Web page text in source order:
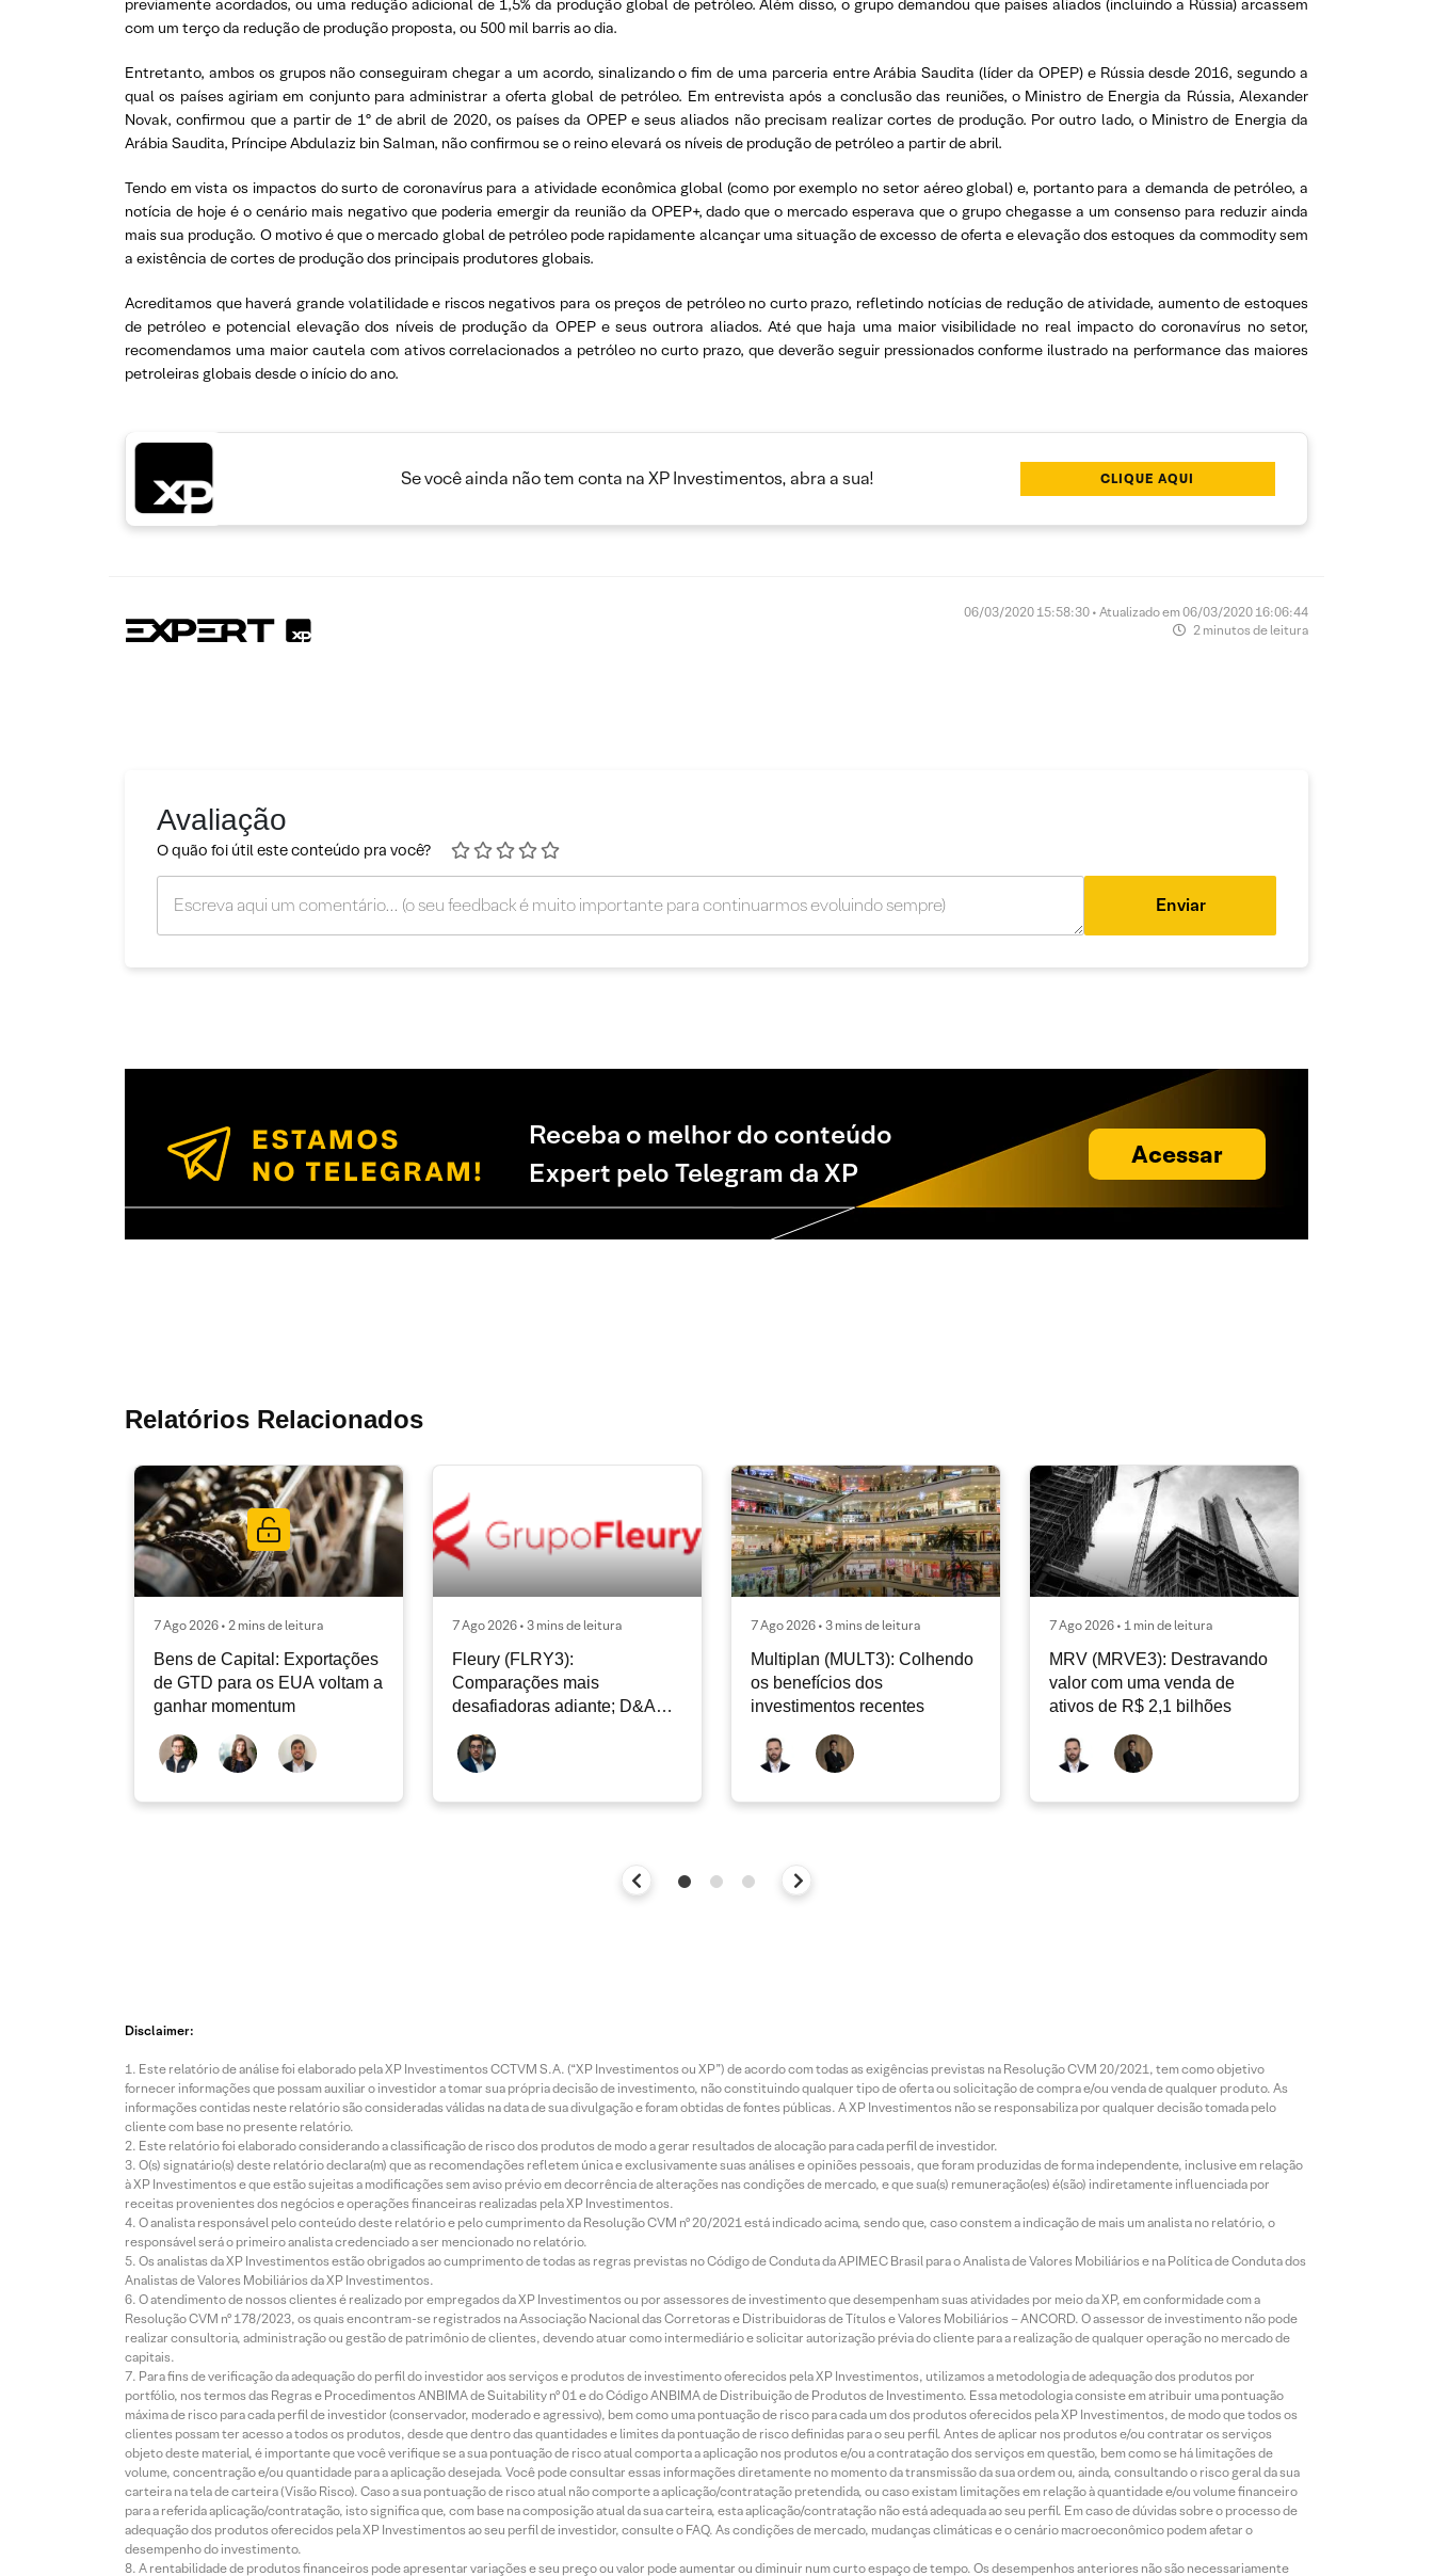
previamente acordados, ou uma redução adicional de 1,5% da produção global de petróleo. Além disso, o grupo demandou que países aliados (incluindo a Rússia) arcassem
com um terço da redução de produção proposta, ou 500 mil barris ao dia.
Entretanto, ambos os grupos não conseguiram chegar a um acordo, sinalizando o fim de uma parceria entre Arábia Saudita (líder da OPEP) e Rússia desde 2016, segundo a
qual os países agiriam em conjunto para administrar a oferta global de petróleo. Em entrevista após a conclusão das reuniões, o Ministro de Energia da Rússia, Alexander
Novak, confirmou que a partir de 1º de abril de 2020, os países da OPEP e seus aliados não precisam realizar cortes de produção. Por outro lado, o Ministro de Energia da
Arábia Saudita, Príncipe Abdulaziz bin Salman, não confirmou se o reino elevará os níveis de produção de petróleo a partir de abril.
Tendo em vista os impactos do surto de coronavírus para a atividade econômica global (como por exemplo no setor aéreo global) e, portanto para a demanda de petróleo, a
notícia de hoje é o cenário mais negativo que poderia emergir da reunião da OPEP+, dado que o mercado esperava que o grupo chegasse a um consenso para reduzir ainda
mais sua produção. O motivo é que o mercado global de petróleo pode rapidamente alcançar uma situação de excesso de oferta e elevação dos estoques da commodity sem
a existência de cortes de produção dos principais produtores globais.
Acreditamos que haverá grande volatilidade e riscos negativos para os preços de petróleo no curto prazo, refletindo notícias de redução de atividade, aumento de estoques
de petróleo e potencial elevação dos níveis de produção da OPEP e seus outrora aliados. Até que haja uma maior visibilidade no real impacto do coronavírus no setor,
recomendamos uma maior cautela com ativos correlacionados a petróleo no curto prazo, que deverão seguir pressionados conforme ilustrado na performance das maiores
petroleiras globais desde o início do ano.
Se você ainda não tem conta na XP Investimentos, abra a sua! CLIQUE AQUI
06/03/2020 15:58:30 • Atualizado em 06/03/2020 16:06:44
2 minutos de leitura
Avaliação
O quão foi útil este conteúdo pra você?
Enviar
Receba o melhor do conteúdo
Expert pelo Telegram da XP
Acessar
Relatórios Relacionados
7 Ago 2026 • 2 mins de leitura
Bens de Capital: Exportações
de GTD para os EUA voltam a
ganhar momentum
7 Ago 2026 • 3 mins de leitura
Fleury (FLRY3):
Comparações mais
desafiadoras adiante; D&A
deve permanecer nos níveis
atuais
7 Ago 2026 • 3 mins de leitura
Multiplan (MULT3): Colhendo
os benefícios dos
investimentos recentes
7 Ago 2026 • 1 min de leitura
MRV (MRVE3): Destravando
valor com uma venda de
ativos de R$ 2,1 bilhões
Disclaimer:
Este relatório de análise foi elaborado pela XP Investimentos CCTVM S.A. (“XP Investimentos ou XP”) de acordo com todas as exigências previstas na Resolução CVM 20/2021, tem como objetivo
fornecer informações que possam auxiliar o investidor a tomar sua própria decisão de investimento, não constituindo qualquer tipo de oferta ou solicitação de compra e/ou venda de qualquer produto. As
informações contidas neste relatório são consideradas válidas na data de sua divulgação e foram obtidas de fontes públicas. A XP Investimentos não se responsabiliza por qualquer decisão tomada pelo
cliente com base no presente relatório.
Este relatório foi elaborado considerando a classificação de risco dos produtos de modo a gerar resultados de alocação para cada perfil de investidor.
O(s) signatário(s) deste relatório declara(m) que as recomendações refletem única e exclusivamente suas análises e opiniões pessoais, que foram produzidas de forma independente, inclusive em relação
à XP Investimentos e que estão sujeitas a modificações sem aviso prévio em decorrência de alterações nas condições de mercado, e que sua(s) remuneração(es) é(são) indiretamente influenciada por
receitas provenientes dos negócios e operações financeiras realizadas pela XP Investimentos.
O analista responsável pelo conteúdo deste relatório e pelo cumprimento da Resolução CVM nº 20/2021 está indicado acima, sendo que, caso constem a indicação de mais um analista no relatório, o
responsável será o primeiro analista credenciado a ser mencionado no relatório.
Os analistas da XP Investimentos estão obrigados ao cumprimento de todas as regras previstas no Código de Conduta da APIMEC Brasil para o Analista de Valores Mobiliários e na Política de Conduta dos
Analistas de Valores Mobiliários da XP Investimentos.
O atendimento de nossos clientes é realizado por empregados da XP Investimentos ou por assessores de investimento que desempenham suas atividades por meio da XP, em conformidade com a
Resolução CVM nº 178/2023, os quais encontram-se registrados na Associação Nacional das Corretoras e Distribuidoras de Títulos e Valores Mobiliários – ANCORD. O assessor de investimento não pode
realizar consultoria, administração ou gestão de patrimônio de clientes, devendo atuar como intermediário e solicitar autorização prévia do cliente para a realização de qualquer operação no mercado de
capitais.
Para fins de verificação da adequação do perfil do investidor aos serviços e produtos de investimento oferecidos pela XP Investimentos, utilizamos a metodologia de adequação dos produtos por
portfólio, nos termos das Regras e Procedimentos ANBIMA de Suitability nº 01 e do Código ANBIMA de Distribuição de Produtos de Investimento. Essa metodologia consiste em atribuir uma pontuação
máxima de risco para cada perfil de investidor (conservador, moderado e agressivo), bem como uma pontuação de risco para cada um dos produtos oferecidos pela XP Investimentos, de modo que todos os
clientes possam ter acesso a todos os produtos, desde que dentro das quantidades e limites da pontuação de risco definidas para o seu perfil. Antes de aplicar nos produtos e/ou contratar os serviços
objeto deste material, é importante que você verifique se a sua pontuação de risco atual comporta a aplicação nos produtos e/ou a contratação dos serviços em questão, bem como se há limitações de
volume, concentração e/ou quantidade para a aplicação desejada. Você pode consultar essas informações diretamente no momento da transmissão da sua ordem ou, ainda, consultando o risco geral da sua
carteira na tela de carteira (Visão Risco). Caso a sua pontuação de risco atual não comporte a aplicação/contratação pretendida, ou caso existam limitações em relação à quantidade e/ou volume financeiro
para a referida aplicação/contratação, isto significa que, com base na composição atual da sua carteira, esta aplicação/contratação não está adequada ao seu perfil. Em caso de dúvidas sobre o processo de
adequação dos produtos oferecidos pela XP Investimentos ao seu perfil de investidor, consulte o FAQ. As condições de mercado, mudanças climáticas e o cenário macroeconômico podem afetar o
desempenho do investimento.
A rentabilidade de produtos financeiros pode apresentar variações e seu preço ou valor pode aumentar ou diminuir num curto espaço de tempo. Os desempenhos anteriores não são necessariamente